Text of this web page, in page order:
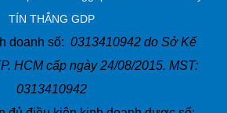
TÍN THẮNG GDP
doanh số: 0313410942 do Sở Kế
HCM cấp ngày 24/08/2015. MST:
0313410942